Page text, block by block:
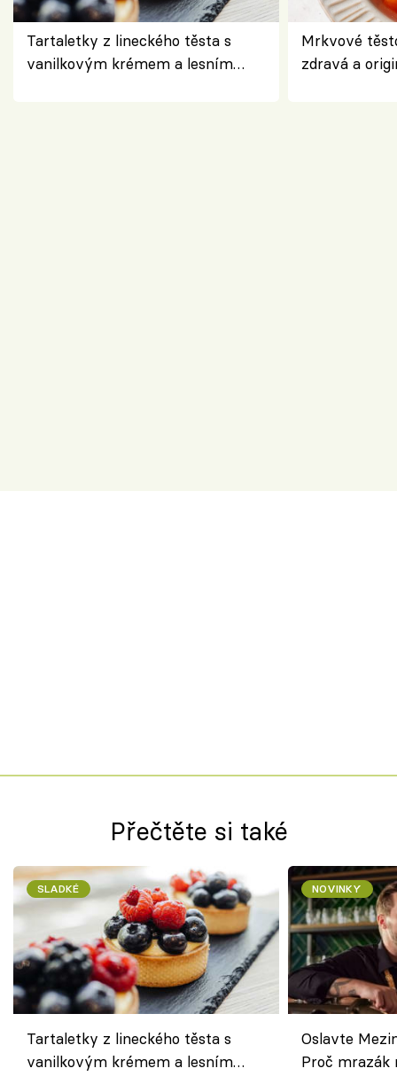
Tartaletky z lineckého těsta s
vanilkovým krémem a lesním
Mrkvové
zdravá a
Přečtěte si také
SLADKÉ
Tartaletky z lineckého těsta s
vanilkovým krémem a lesním
NOVINKY
Oslavte
Proč